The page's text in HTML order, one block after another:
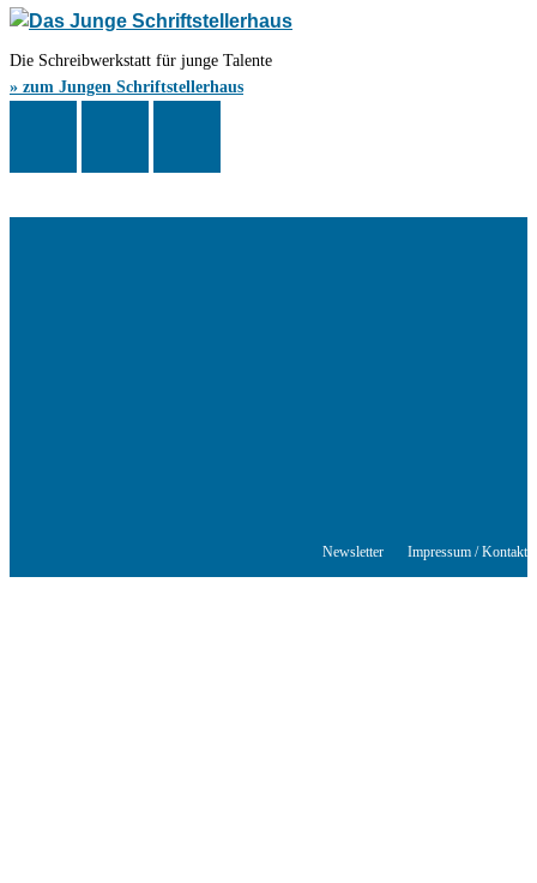
Die Schreibwerkstatt für junge Talente
» zum Jungen Schriftstellerhaus
Newsletter
Impressum / Kontakt